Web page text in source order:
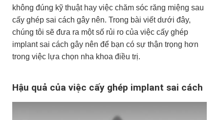
không đúng kỹ thuật hay việc chăm sóc răng miệng sau
cấy ghép sai cách gây nên. Trong bài viết dưới đây,
chúng tôi sẽ đưa ra một số rủi ro của việc cấy ghép
implant sai cách gây nên để bạn có sự thận trọng hơn
trong việc lựa chọn nha khoa điều trị.
Hậu quả của việc cấy ghép implant sai cách